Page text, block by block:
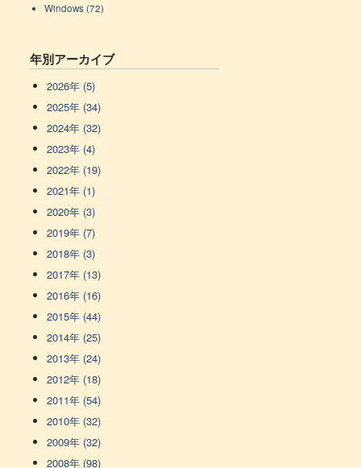
Windows (72)
年別アーカイブ
2026年 (5)
2025年 (34)
2024年 (32)
2023年 (4)
2022年 (19)
2021年 (1)
2020年 (3)
2019年 (7)
2018年 (3)
2017年 (13)
2016年 (16)
2015年 (44)
2014年 (25)
2013年 (24)
2012年 (18)
2011年 (54)
2010年 (32)
2009年 (32)
2008年 (98)